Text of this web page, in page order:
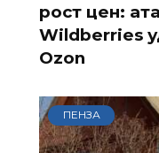
рост цен:
Wildberries
Ozon
ПЕНЗА